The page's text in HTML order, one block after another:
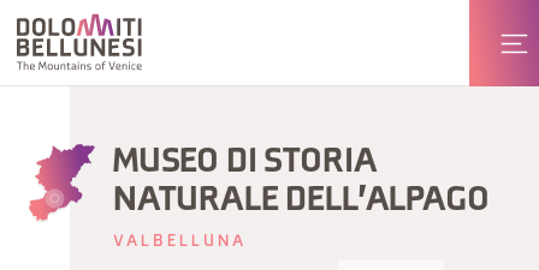
MUSEO DI STORIA
NATURALE DELL'ALPAGO
VALBELLUNA